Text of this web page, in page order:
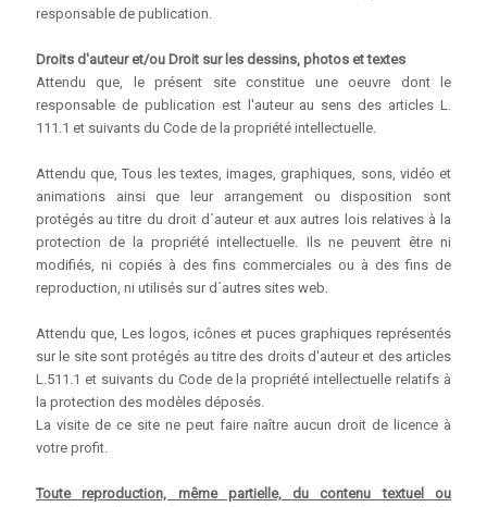
responsable de publication.
Droits d'auteur et/ou Droit sur les dessins, photos et textes
Attendu que, le présent site constitue une oeuvre dont le
responsable de publication est l'auteur au sens des articles L.
111.1 et suivants du Code de la propriété intellectuelle.
Attendu que, Tous les textes, images, graphiques, sons, vidéo et
animations ainsi que leur arrangement ou disposition sont
protégés au titre du droit d´auteur et aux autres lois relatives à la
protection de la propriété intellectuelle. Ils ne peuvent être ni
modifiés, ni copiés à des fins commerciales ou à des fins de
reproduction, ni utilisés sur d´autres sites web.
Attendu que, Les logos, icônes et puces graphiques représentés
sur le site sont protégés au titre des droits d'auteur et des articles
L.511.1 et suivants du Code de la propriété intellectuelle relatifs à
la protection des modèles déposés.
La visite de ce site ne peut faire naître aucun droit de licence à
votre profit.
Toute reproduction, même partielle, du contenu textuel ou